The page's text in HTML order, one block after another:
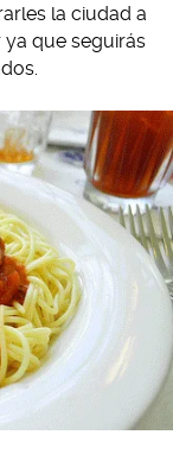
la ciudad a
que seguirás